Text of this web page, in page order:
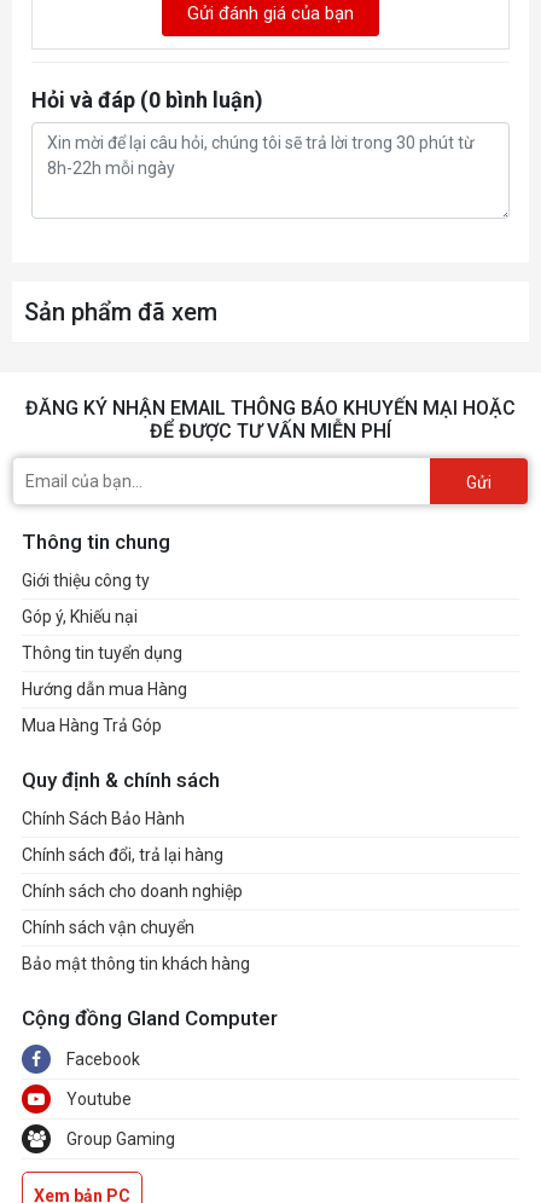
Gửi đánh giá của bạn
Hỏi và đáp (0 bình luận)
Sản phẩm đã xem
ĐĂNG KÝ NHẬN EMAIL THÔNG BÁO KHUYẾN MẠI HOẶC
ĐỂ ĐƯỢC TƯ VẤN MIỄN PHÍ
Gửi
Thông tin chung
Giới thiệu công ty
Góp ý, Khiếu nại
Thông tin tuyển dụng
Hướng dẫn mua Hàng
Mua Hàng Trả Góp
Quy định & chính sách
Chính Sách Bảo Hành
Chính sách đổi, trả lại hàng
Chính sách cho doanh nghiệp
Chính sách vận chuyển
Bảo mật thông tin khách hàng
Cộng đồng Gland Computer
Facebook
Youtube
Group Gaming
Xem bản PC